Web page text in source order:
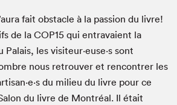
fait obstacle à la passion du livre!
de la COP15 qui entravaient la
les visiteur·euse·s sont
nous retrouver et rencontrer les
du milieu du livre pour ce
du livre de Montréal. Il était